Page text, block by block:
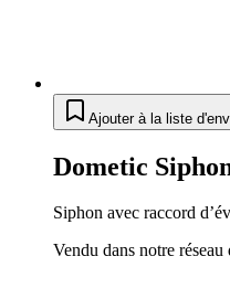
Ajouter à la liste
Dometic
Siphon avec raccord
Vendu dans notre réseau